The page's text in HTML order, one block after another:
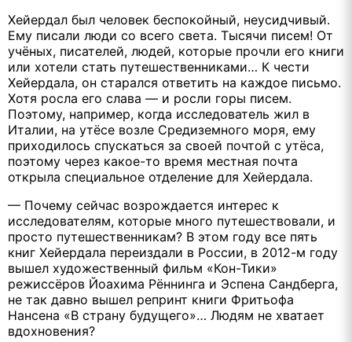
Хейердал был человек беспокойный, неусидчивый.
Ему писали люди со всего света. Тысячи писем! От
учёных, писателей, людей, которые прочли его книги
или хотели стать путешественниками… К чести
Хейердала, он старался ответить на каждое письмо.
Хотя росла его слава — и росли горы писем.
Поэтому, например, когда исследователь жил в
Италии, на утёсе возле Средиземного моря, ему
приходилось спускаться за своей почтой с утёса,
поэтому через какое-то время местная почта
открыла специальное отделение для Хейердала.
— Почему сейчас возрождается интерес к
исследователям, которые много путешествовали, и
просто путешественникам? В этом году все пять
книг Хейердала переиздали в России, в 2012-м году
вышел художественный фильм «Кон-Тики»
режиссёров Йоахима Рённинга и Эспена Сандберга,
не так давно вышел репринт книги Фритьофа
Нансена «В страну будущего»… Людям не хватает
вдохновения?